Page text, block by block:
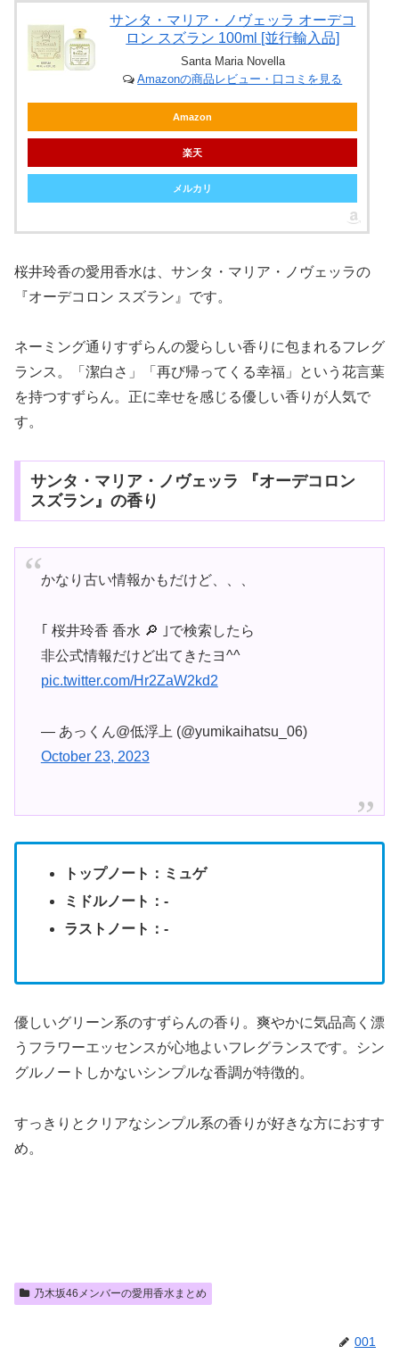
サンタ・マリア・ノヴェッラ オーデコ
ロン スズラン 100ml [並行輸入品]
Santa Maria Novella
Amazonの商品レビュー・口コミを見る
Amazon
楽天
メルカリ
桜井玲香の愛用香水は、サンタ・マリア・ノヴェッラの
『オーデコロン スズラン』です。
ネーミング通りすずらんの愛らしい香りに包まれるフレグ
ランス。「潔白さ」「再び帰ってくる幸福」という花言葉
を持つすずらん。正に幸せを感じる優しい香りが人気で
す。
サンタ・マリア・ノヴェッラ 『オーデコロン
スズラン』の香り
かなり古い情報かもだけど、、、
｢ 桜井玲香 香水 🔎 ｣で検索したら
非公式情報だけど出てきたヨ^^
pic.twitter.com/Hr2ZaW2kd2
— あっくん@低浮上 (@yumikaihatsu_06)
October 23, 2023
トップノート：ミュゲ
ミドルノート：-
ラストノート：-
優しいグリーン系のすずらんの香り。爽やかに気品高く漂
うフラワーエッセンスが心地よいフレグランスです。シン
グルノートしかないシンプルな香調が特徴的。
すっきりとクリアなシンプル系の香りが好きな方におすす
め。
乃木坂46メンバーの愛用香水まとめ
001